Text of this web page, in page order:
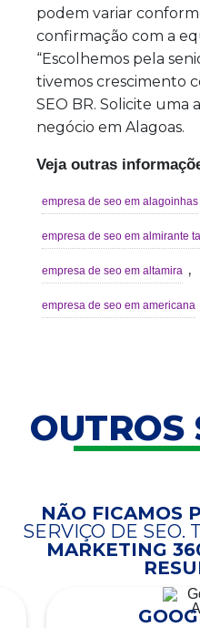
podem variar
confirmação com a
“Escolhemos pela
tivemos crescimento
SEO BR. Solicite uma
negócio em Alagoas.
Veja outras
empresa de seo em alagoinhas
empresa de seo em almirante
empresa de seo em altamira ,
empresa de seo em americana
OUTROS
NÃO FICAMOS
SERVIÇO DE SEO.
MARKETING